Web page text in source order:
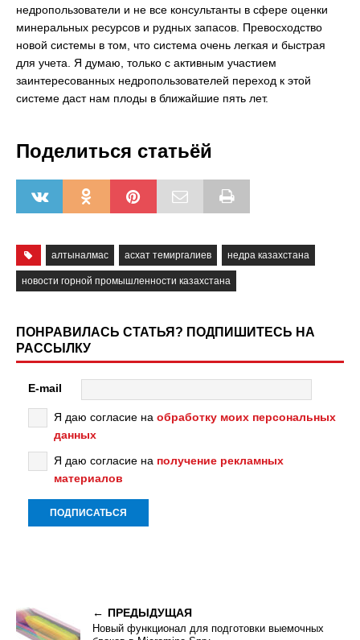
недропользователи и не все консультанты в сфере оценки
минеральных ресурсов и рудных запасов. Превосходство
новой системы в том, что система очень легкая и быстрая
для учета. Я думаю, только с активным участием
заинтересованных недропользователей переход к этой
системе даст нам плоды в ближайшие пять лет.
Поделиться статьёй
алтыналмас асхат темиргалиев недра казахстана
новости горной промышленности казахстана
ПОНРАВИЛАСЬ СТАТЬЯ? ПОДПИШИТЕСЬ НА
РАССЫЛКУ
E-mail
Я даю согласие на обработку моих персональных
данных
Я даю согласие на получение рекламных
материалов
ПРЕДЫДУЩАЯ
Новый функционал для подготовки выемочных